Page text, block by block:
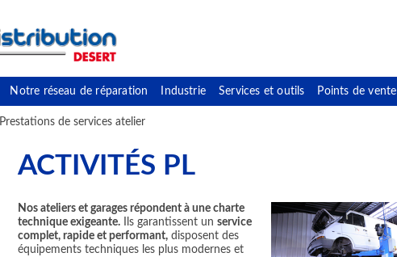
Notre réseau de réparation Industrie Services et outils Points de vente
Prestations de services atelier
ACTIVITÉS PL
Nos ateliers et garages répondent à une charte
technique exigeante.Ils garantissent un service
complet, rapide et performant,disposent des
équipements techniques les plus modernes et